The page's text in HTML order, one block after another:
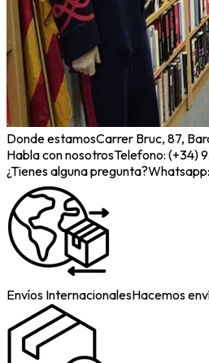
Donde estamosCarrer Bruc, 87,
Habla con nosotrosTelefono: (+34)
¿Tienes alguna pregunta?
Envíos InternacionalesHacemos